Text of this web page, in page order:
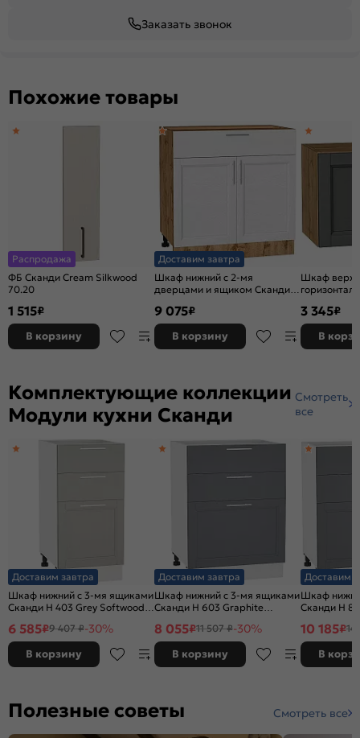
Заказать звонок
Похожие товары
Распродажа
ФБ Сканди Cream Silkwood
70.20
1 515₽
В корзину
Доставим завтра
Шкаф нижний с 2-мя
дверцами и ящиком Сканди
816*800*480
9 075₽
В корзину
Шкаф
3 345₽
В
Комплектующие коллекции
Модули кухни Сканди
Смотреть
все
Доставим завтра
Шкаф нижний с 3-мя ящиками
Сканди Н 403 Grey Softwood-
6 585₽9 407 ₽-30%
В корзину
Доставим завтра
Шкаф нижний с 3-мя ящиками
Сканди Н 603 Graphite
8 055₽11 507 ₽-30%
В корзину
Доставим
Шкаф
Сканди Н
10 185₽14
В
Полезные советы Смотреть все